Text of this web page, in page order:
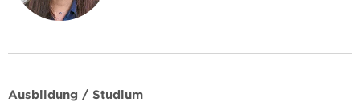
Ausbildung / Studium